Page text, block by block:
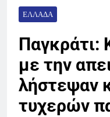
ΕΛΛΆΔΑ
Παγκράτι:
με την
λήστεψαν
τυχερών